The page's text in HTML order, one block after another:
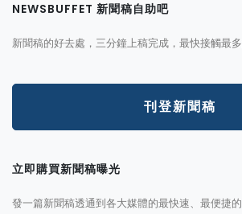
NEWSBUFFET 新聞稿自助吧
新聞稿的好去處，三分鐘上稿完成，最快接觸最
刊登新聞稿
立即購買新聞稿曝光
發一篇新聞稿透通到各大媒體的最快速、最便捷的